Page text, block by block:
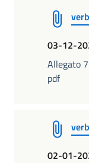
03-12-
Allegato
pdf
02-01-